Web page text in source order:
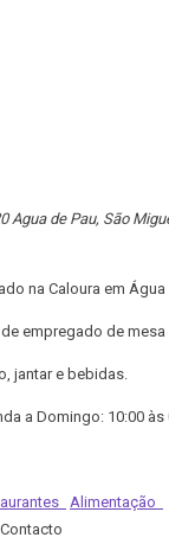
Agua de Pau, São
na Caloura em
empregado de
jantar e bebidas.
a Domingo: 10:00 às
Alimentação